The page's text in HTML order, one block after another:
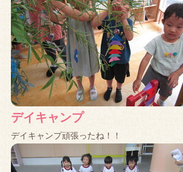
デイキャンプ
デイキャンプ頑張ったね！！